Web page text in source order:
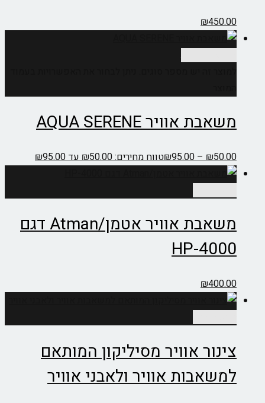
₪450.00
משאבת אוויר AQUA SERENE
₪50.00
–
₪95.00 טווח מחירים: ⁦₪50.00⁩ עד ⁦₪95.00⁩
משאבת אוויר אטמן/Atman דגם
4000-HP
₪400.00
צינור אוויר מסיליקון המותאם
למשאבות אוויר ולאבני אוויר